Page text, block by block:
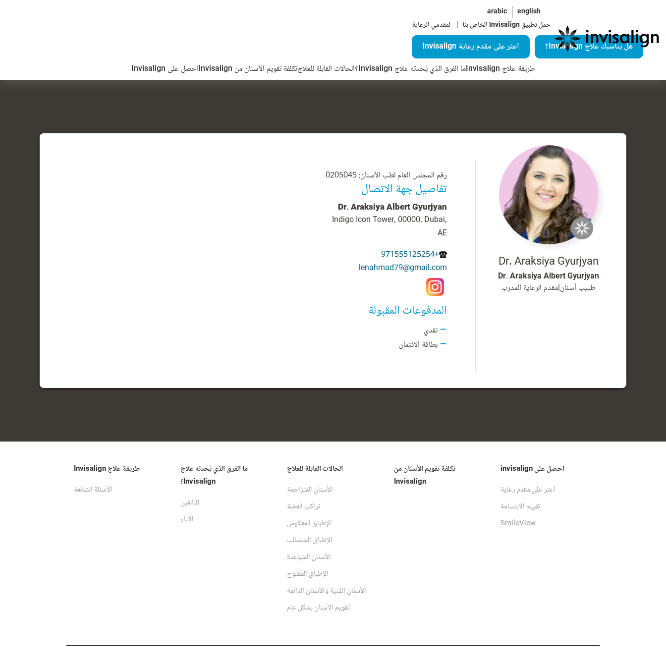
arabic
english
حمل تطبيق Invisalign الخاص بنا
| لمقدمي الرعاية
هل يناسبك علاج Invisalign؟
اعثر على مقدم رعاية Invisalign
طريقة علاج Invisalign
ما الفرق الذي يُحدثه علاج Invisalign؟ الحالات القابلة للعلاجتكلفة تقويم الأسنان من Invisalign احصل على Invisalign
Dr. Araksiya Gyurjyan
Dr. Araksiya Albert Gyurjyan
طبيب أسنان|مقدم الرعاية المدرب
رقم المجلس العام لطب الأسنان: 0205045
تفاصيل جهة الاتصال
Dr. Araksiya Albert Gyurjyan
Indigo Icon Tower, 00000, Dubai,
AE
+971555125254
lenahmad79@gmail.com
المدفوعات المقبولة
نقدي
بطاقة الائتمان
طريقة علاج Invisalign
الأسئلة الشائعة
ما الفرق الذي يُحدثه علاج
Invisalign؟
للبالغين
الاباء
الحالات القابلة للعلاج
الأسنان المتزاحمة
تراكب العضة
الإطباق المعكوس
الإطباق المتصالب
الأسنان المتباعدة
الإطباق المفتوح
الأسنان اللبنية والأسنان الدائمة
تقويم الأسنان بشكل عام
تكلفة تقويم الأسنان من
Invisalign
احصل على invisalign
اعثر على مقدم رعاية
تقييم الابتسامة
SmileView